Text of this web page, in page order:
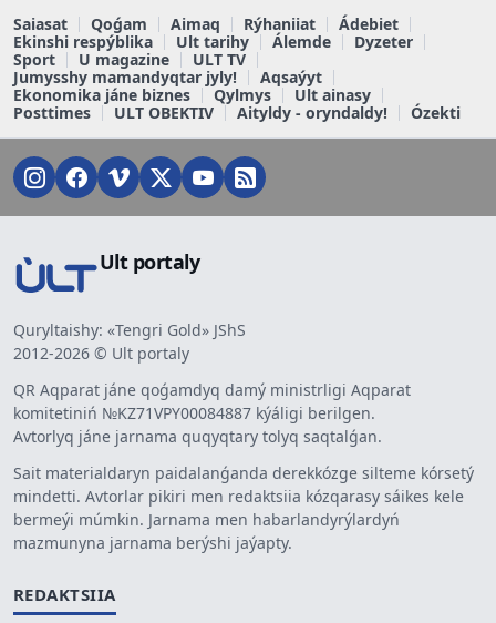
Saiasat Qoǵam Aimaq Rýhaniiat
Ádebiet
Ekinshi respýblika
Ult tarihy Álemde
Dyzeter
Sport
U magazine
ULT TV
Jumysshy mamandyqtar jyly!
Aqsaýyt
Ekonomika jáne biznes
Qylmys
Ult ainasy
Posttimes
ULT OBEKTIV Aityldy - oryndaldy! Ózekti
Ult portaly
Quryltaishy: «Tengri Gold» JShS
2012-2026 © Ult portaly
QR Aqparat jáne qoǵamdyq damý ministrligi Aqparat
komitetiniń №KZ71VPY00084887 kýáligi berilgen.
Avtorlyq jáne jarnama quqyqtary tolyq saqtalǵan.
Sait materialdaryn paidalanǵanda derekkózge silteme kórsetý
mindetti. Avtorlar pikiri men redaktsiia kózqarasy sáikes kele
bermeýi múmkin. Jarnama men habarlandyrýlardyń
mazmunyna jarnama berýshi jaýapty.
REDAKTSIIA